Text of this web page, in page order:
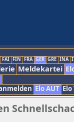
FAI FIN FRA GER GRE INA
Meldekartei
Elo AUT